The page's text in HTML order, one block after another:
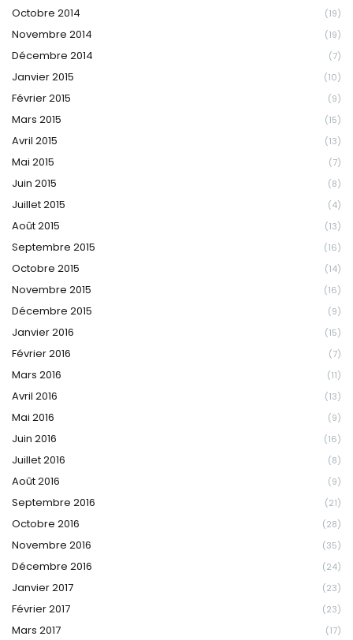
Octobre 2014 (19)
Novembre 2014 (19)
Décembre 2014 (7)
Janvier 2015 (10)
Février 2015 (9)
Mars 2015 (15)
Avril 2015 (13)
Mai 2015 (7)
Juin 2015 (8)
Juillet 2015 (4)
Août 2015 (13)
Septembre 2015 (16)
Octobre 2015 (14)
Novembre 2015 (16)
Décembre 2015 (9)
Janvier 2016 (15)
Février 2016 (7)
Mars 2016 (11)
Avril 2016 (13)
Mai 2016 (9)
Juin 2016 (16)
Juillet 2016 (8)
Août 2016 (9)
Septembre 2016 (21)
Octobre 2016 (28)
Novembre 2016 (35)
Décembre 2016 (24)
Janvier 2017 (23)
Février 2017 (23)
Mars 2017 (17)